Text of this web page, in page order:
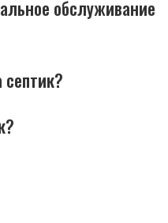
обслуживание
септик?